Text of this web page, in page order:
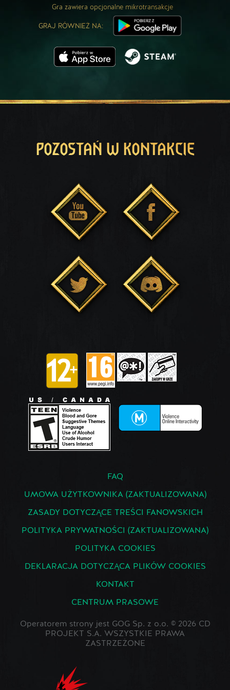
Gra zawiera opcjonalne mikrotransakcje
GRAJ RÓWNIEŻ NA:
POZOSTAŃ W KONTAKCIE
FAQ
UMOWA UŻYTKOWNIKA (ZAKTUALIZOWANA)
ZASADY DOTYCZĄCE TREŚCI FANOWSKICH
POLITYKA PRYWATNOŚCI (ZAKTUALIZOWANA)
POLITYKA COOKIES
DEKLARACJA DOTYCZĄCA PLIKÓW COOKIES
KONTAKT
CENTRUM PRASOWE
Operatorem strony jest GOG Sp. z o.o. © 2026 CD
PROJEKT S.A. WSZYSTKIE PRAWA
ZASTRZEŻONE